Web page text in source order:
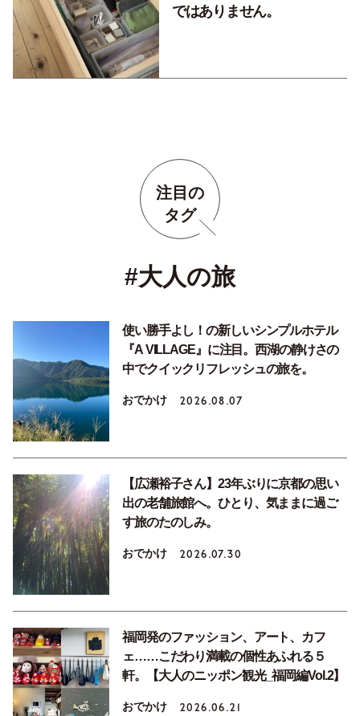
ではありません。
注目の
タグ
#大人の旅
使い勝手よし！の新しいシンプルホテル
『A VILLAGE』に注目。西湖の静けさの
中でクイックリフレッシュの旅を。
おでかけ 2026.08.07
【広瀬裕子さん】23年ぶりに京都の思い
出の老舗旅館へ。ひとり、気ままに過ご
す旅のたのしみ。
おでかけ 2026.07.30
福岡発のファッション、アート、カフ
ェ……こだわり満載の個性あふれる５
軒。【大人のニッポン観光_福岡編Vol.2】
おでかけ 2026.06.21